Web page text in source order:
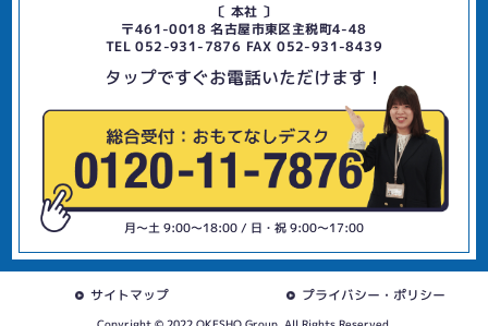
〔 本社 〕
〒461-0018 名古屋市東区主税町4-48
TEL 052-931-7876 FAX 052-931-8439
タップですぐお電話いただけます！
月〜土 9:00〜18:00 / 日・祝 9:00〜17:00
サイトマップ プライバシー・ポリシー